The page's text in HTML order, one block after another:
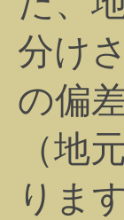
分け
の偏
（地
りま